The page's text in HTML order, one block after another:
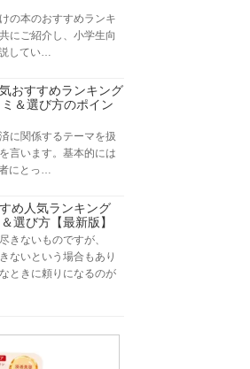
の本のおすすめランキ
にご紹介し、小学生向
してい…
おすすめランキング
＆選び方のポイン
に関係するテーマを扱
言います。基本的には
にとっ…
め人気ランキング
選び方【最新版】
きないものですが、
ないという場合もあり
ときに頼りになるのが